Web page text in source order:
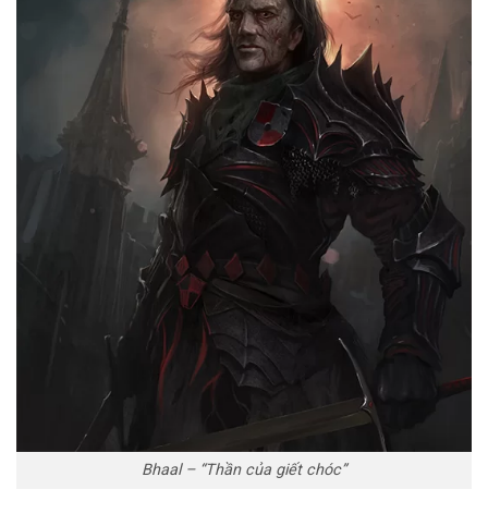
Bhaal – “Thần của giết chóc”